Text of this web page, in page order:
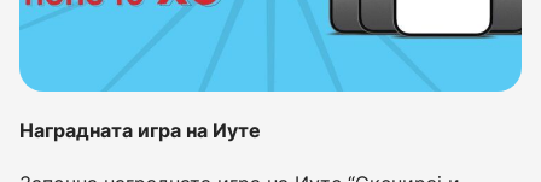
Наградната игра на Иуте